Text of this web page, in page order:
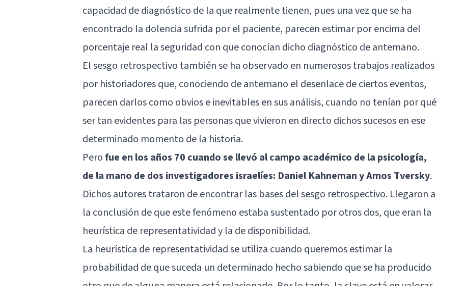
capacidad de diagnóstico de la que realmente tienen, pues una vez que se ha
encontrado la dolencia sufrida por el paciente, parecen estimar por encima del
porcentaje real la seguridad con que conocían dicho diagnóstico de antemano.
El sesgo retrospectivo también se ha observado en numerosos trabajos realizados
por historiadores que, conociendo de antemano el desenlace de ciertos eventos,
parecen darlos como obvios e inevitables en sus análisis, cuando no tenían por qué
ser tan evidentes para las personas que vivieron en directo dichos sucesos en ese
determinado momento de la historia.
Perofue en los años 70 cuando se llevó al campo académico de la psicología,
de la mano de dos investigadores israelíes: Daniel Kahneman y Amos Tversky.
Dichos autores trataron de encontrar las bases del sesgo retrospectivo. Llegaron a
la conclusión de que este fenómeno estaba sustentado por otros dos, que eran la
heurística de representatividad y la de disponibilidad.
La heurística de representatividad se utiliza cuando queremos estimar la
probabilidad de que suceda un determinado hecho sabiendo que se ha producido